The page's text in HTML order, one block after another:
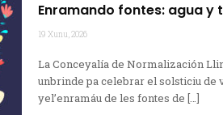
Enramando fontes: agua y
19 Xunu, 2026
La Conceyalía de Normalización
unbrinde pa celebrar el solsticiu de
yel’enramáu de les fontes de […]